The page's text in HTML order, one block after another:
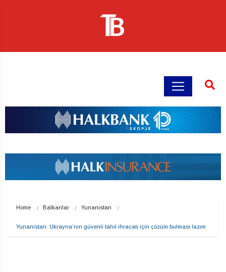
Home Balkanlar Yunanistan
Yunanistan: Ukrayna’nın güvenli tahıl ihracatı için çözüm bulması lazım